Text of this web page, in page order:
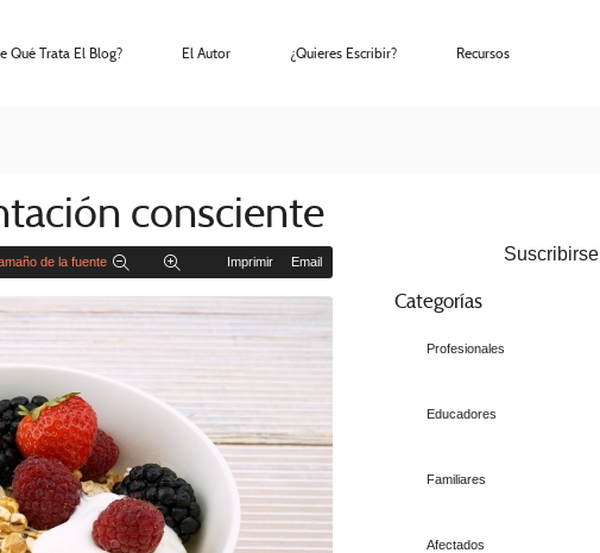
Qué Trata El Blog? El Autor ¿Quieres Escribir? Recursos
consciente
de la fuente Imprimir Email Suscribirse
Categorías
Profesionales
Educadores
Familiares
Afectados